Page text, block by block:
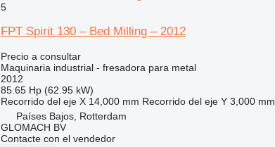
5
FPT Spirit 130 – Bed Milling – 2012
Precio a consultar
Maquinaria industrial - fresadora para metal
2012
85.65 Hp (62.95 kW)
Recorrido del eje X 14,000 mm Recorrido del eje Y 3,000 mm
Países Bajos, Rotterdam
GLOMACH BV
Contacte con el vendedor